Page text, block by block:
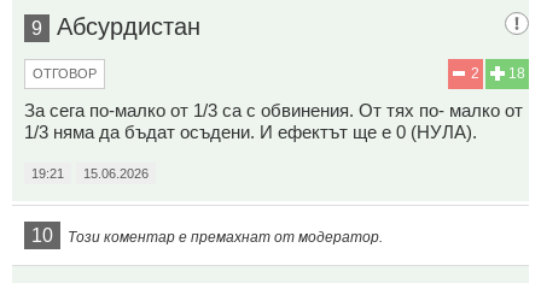
9 Абсурдистан
18
2
ОТГОВОР
За сега по-малко от 1/3 са с обвинения. От тях по- малко от
1/3 няма да бъдат осъдени. И ефектът ще е 0 (НУЛА).
19:21 15.06.2026
10 Този коментар е премахнат от модератор.